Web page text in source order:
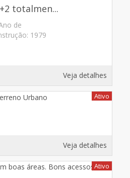
totalmen...
de
1979
Veja detalhes
Ativo
Veja detalhes
Ativo